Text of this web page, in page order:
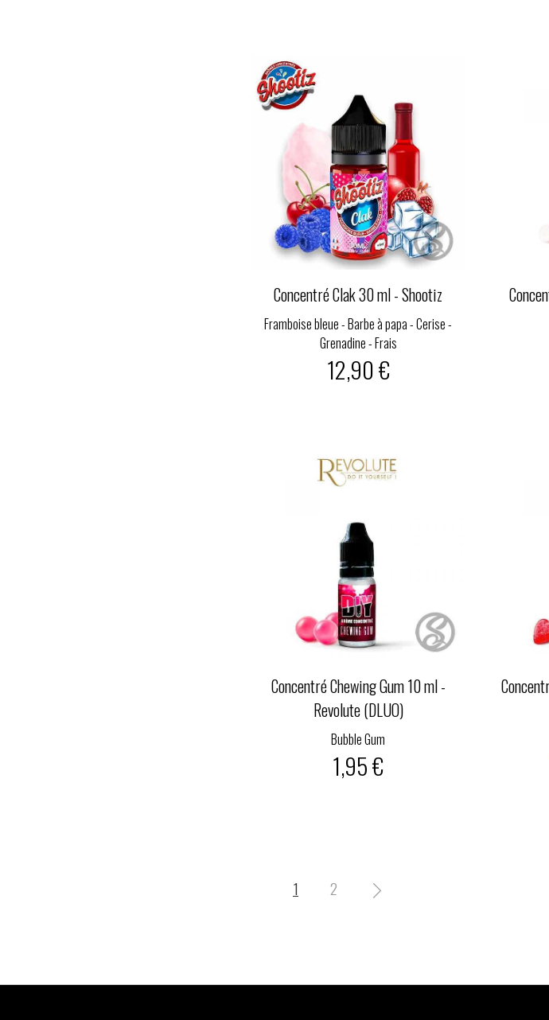
Concentré Clak 30 ml - Shootiz
Framboise bleue - Barbe à papa - Cerise -
Grenadine - Frais
12,90 €
Concentré Chewing Gum 10 ml -
Revolute (DLUO)
Bubble Gum
1,95 €
1 2 